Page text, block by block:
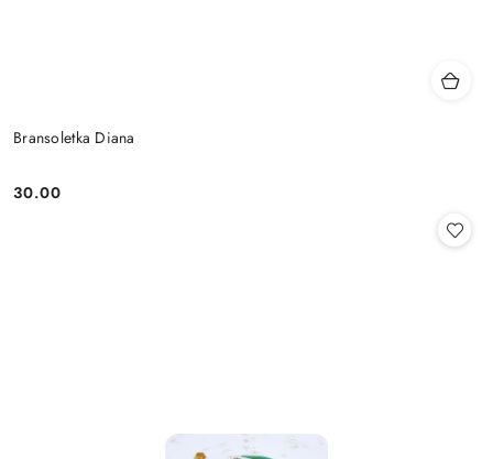
Bransoletka Diana
Cena:
30.00